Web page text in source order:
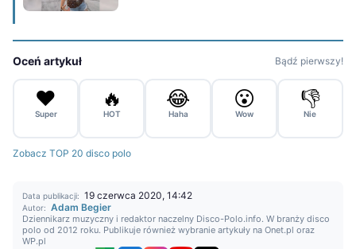
Oceń artykuł Bądź pierwszy!
❤️
Super
🔥
HOT
😂
Haha
😮
Wow
👎
Nie
Zobacz TOP 20 disco polo
Data publikacji: 19 czerwca 2020, 14:42
Autor: Adam Begier
Dziennikarz muzyczny i redaktor naczelny Disco-Polo.info. W branży disco
polo od 2012 roku. Publikuje również wybranie artykuły na Onet.pl oraz
WP.pl